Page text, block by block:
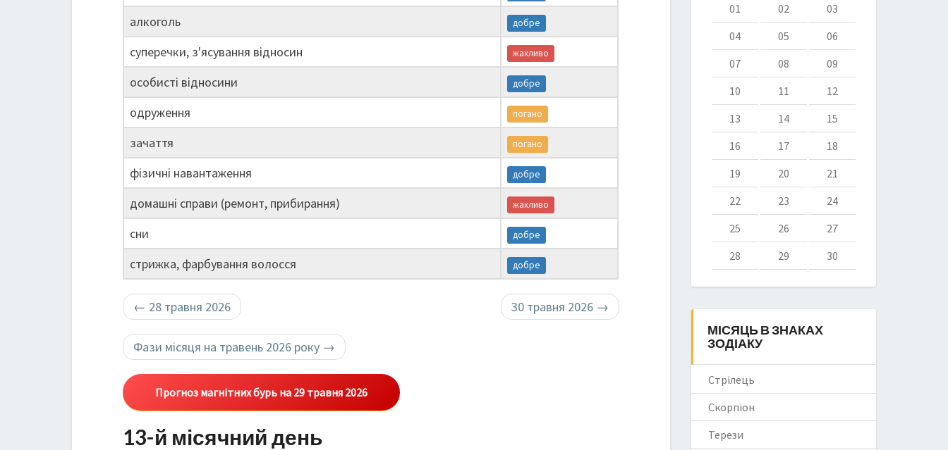
алкоголь добре
суперечки, з'ясування відносин жахливо
особисті відносини добре
одруження погано
зачаття погано
фізичні навантаження добре
домашні справи (ремонт, прибирання) жахливо
сни добре
стрижка, фарбування волосся добре
← 28 травня 2026 30 травня 2026 →
Фази місяця на травень 2026 року →
Прогноз магнітних бурь на 29 травня 2026
13-й місячний день
01 02
03
04
05
06
07
08
09
10
11
12
13
14
15
16
17
18
19
20
21
22
23
24
25
26
27
28
29 30
МІСЯЦЬ В ЗНАКАХ
ЗОДІАКУ
Стрілець
Скорпіон
Терези